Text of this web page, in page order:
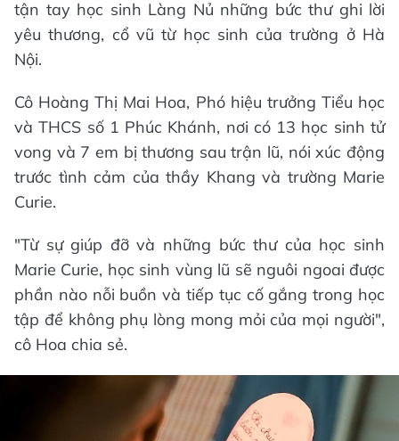
tận tay học sinh Làng Nủ những bức thư ghi lời
yêu thương, cổ vũ từ học sinh của trường ở Hà
Nội.
Cô Hoàng Thị Mai Hoa, Phó hiệu trưởng Tiểu học
và THCS số 1 Phúc Khánh, nơi có 13 học sinh tử
vong và 7 em bị thương sau trận lũ, nói xúc động
trước tình cảm của thầy Khang và trường Marie
Curie.
"Từ sự giúp đỡ và những bức thư của học sinh
Marie Curie, học sinh vùng lũ sẽ nguôi ngoai được
phần nào nỗi buồn và tiếp tục cố gắng trong học
tập để không phụ lòng mong mỏi của mọi người",
cô Hoa chia sẻ.